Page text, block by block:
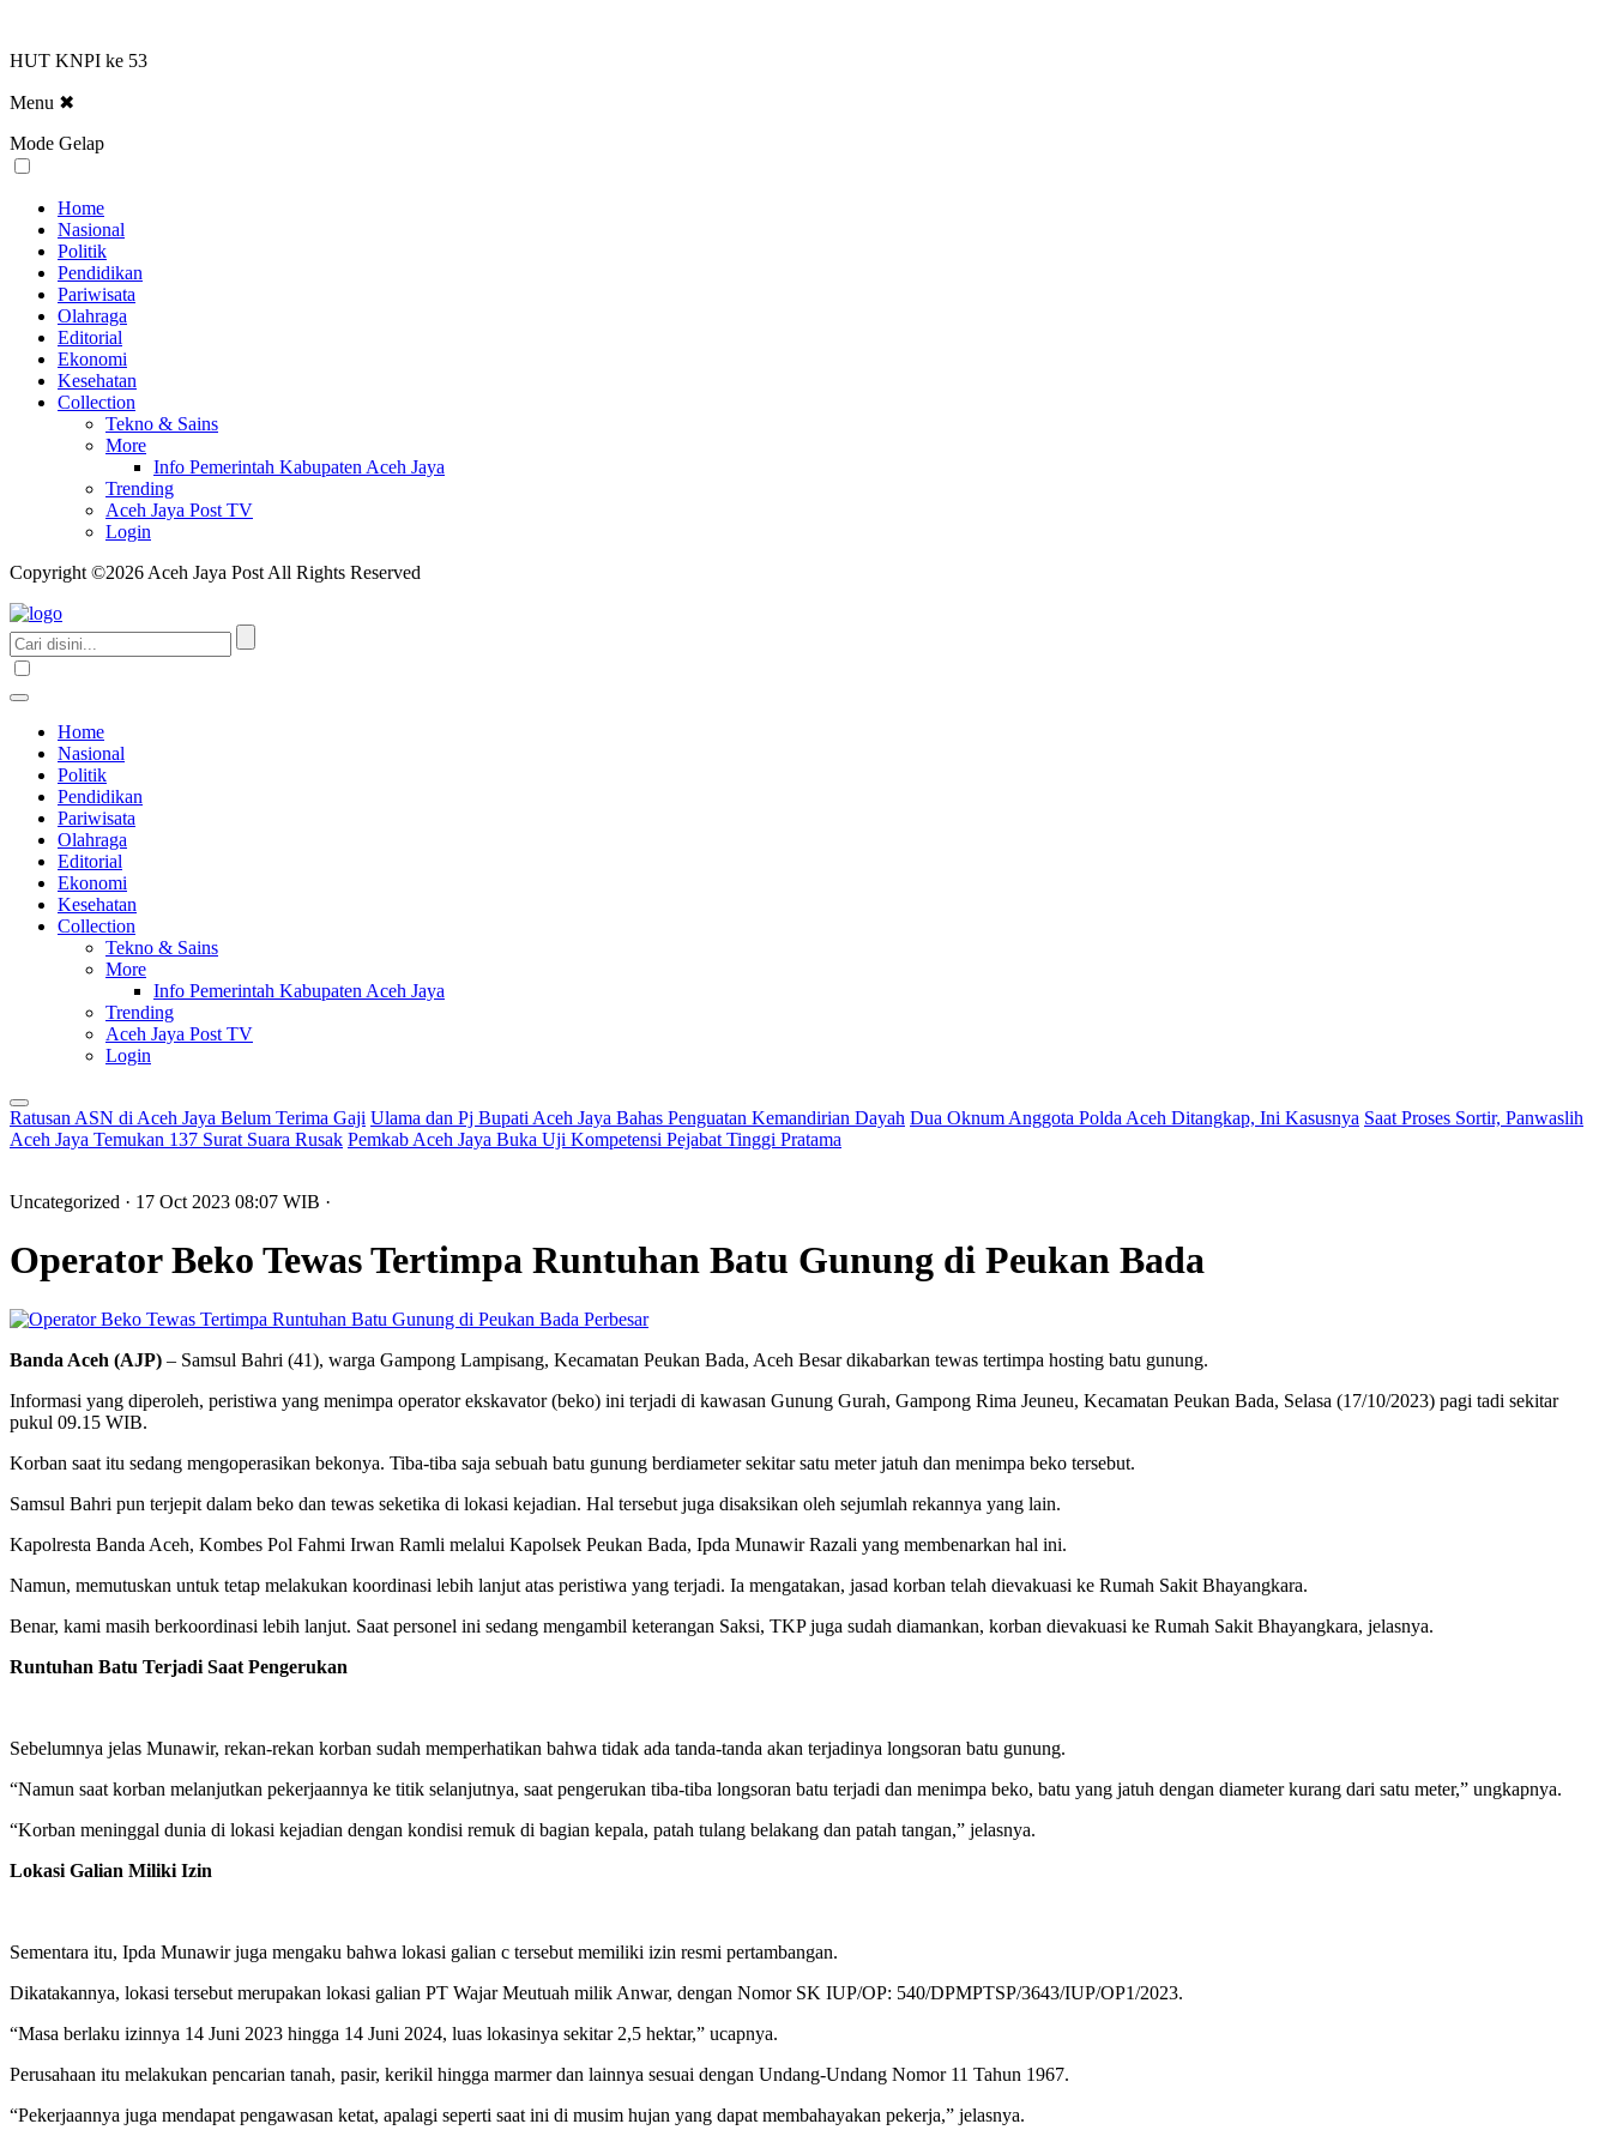
HUT KNPI ke 53
Menu ✖
Mode Gelap
Home
Nasional
Politik
Pendidikan
Pariwisata
Olahraga
Editorial
Ekonomi
Kesehatan
Collection
Tekno & Sains
More
Info Pemerintah Kabupaten Aceh Jaya
Trending
Aceh Jaya Post TV
Login
Copyright ©2026 Aceh Jaya Post All Rights Reserved
Home
Nasional
Politik
Pendidikan
Pariwisata
Olahraga
Editorial
Ekonomi
Kesehatan
Collection
Tekno & Sains
More
Info Pemerintah Kabupaten Aceh Jaya
Trending
Aceh Jaya Post TV
Login
Ratusan ASN di Aceh Jaya Belum Terima Gaji Ulama dan Pj Bupati Aceh Jaya Bahas Penguatan Kemandirian Dayah Dua Oknum Anggota Polda Aceh Ditangkap, Ini Kasusnya Saat Proses Sortir, Panwaslih
Aceh Jaya Temukan 137 Surat Suara Rusak Pemkab Aceh Jaya Buka Uji Kompetensi Pejabat Tinggi Pratama
Uncategorized · 17 Oct 2023 08:07 WIB ·
Operator Beko Tewas Tertimpa Runtuhan Batu Gunung di Peukan Bada
Perbesar
Banda Aceh (AJP) – Samsul Bahri (41), warga Gampong Lampisang, Kecamatan Peukan Bada, Aceh Besar dikabarkan tewas tertimpa hosting batu gunung.
Informasi yang diperoleh, peristiwa yang menimpa operator ekskavator (beko) ini terjadi di kawasan Gunung Gurah, Gampong Rima Jeuneu, Kecamatan Peukan Bada, Selasa (17/10/2023) pagi tadi sekitar
pukul 09.15 WIB.
Korban saat itu sedang mengoperasikan bekonya. Tiba-tiba saja sebuah batu gunung berdiameter sekitar satu meter jatuh dan menimpa beko tersebut.
Samsul Bahri pun terjepit dalam beko dan tewas seketika di lokasi kejadian. Hal tersebut juga disaksikan oleh sejumlah rekannya yang lain.
Kapolresta Banda Aceh, Kombes Pol Fahmi Irwan Ramli melalui Kapolsek Peukan Bada, Ipda Munawir Razali yang membenarkan hal ini.
Namun, memutuskan untuk tetap melakukan koordinasi lebih lanjut atas peristiwa yang terjadi. Ia mengatakan, jasad korban telah dievakuasi ke Rumah Sakit Bhayangkara.
Benar, kami masih berkoordinasi lebih lanjut. Saat personel ini sedang mengambil keterangan Saksi, TKP juga sudah diamankan, korban dievakuasi ke Rumah Sakit Bhayangkara, jelasnya.
Runtuhan Batu Terjadi Saat Pengerukan
Sebelumnya jelas Munawir, rekan-rekan korban sudah memperhatikan bahwa tidak ada tanda-tanda akan terjadinya longsoran batu gunung.
“Namun saat korban melanjutkan pekerjaannya ke titik selanjutnya, saat pengerukan tiba-tiba longsoran batu terjadi dan menimpa beko, batu yang jatuh dengan diameter kurang dari satu meter,” ungkapnya.
“Korban meninggal dunia di lokasi kejadian dengan kondisi remuk di bagian kepala, patah tulang belakang dan patah tangan,” jelasnya.
Lokasi Galian Miliki Izin
Sementara itu, Ipda Munawir juga mengaku bahwa lokasi galian c tersebut memiliki izin resmi pertambangan.
Dikatakannya, lokasi tersebut merupakan lokasi galian PT Wajar Meutuah milik Anwar, dengan Nomor SK IUP/OP: 540/DPMPTSP/3643/IUP/OP1/2023.
“Masa berlaku izinnya 14 Juni 2023 hingga 14 Juni 2024, luas lokasinya sekitar 2,5 hektar,” ucapnya.
Perusahaan itu melakukan pencarian tanah, pasir, kerikil hingga marmer dan lainnya sesuai dengan Undang-Undang Nomor 11 Tahun 1967.
“Pekerjaannya juga mendapat pengawasan ketat, apalagi seperti saat ini di musim hujan yang dapat membahayakan pekerja,” jelasnya.